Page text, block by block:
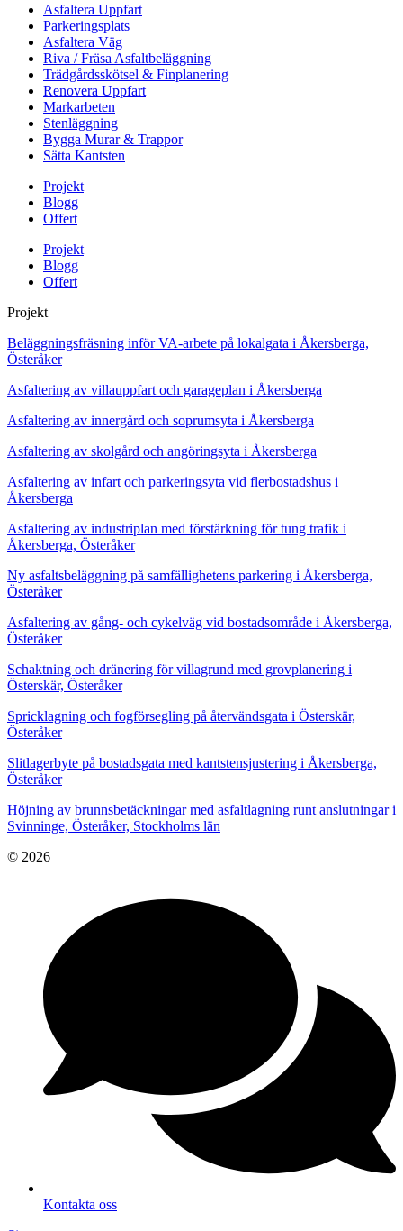
Asfaltera Uppfart
Parkeringsplats
Asfaltera Väg
Riva / Fräsa Asfaltbeläggning
Trädgårdsskötsel & Finplanering
Renovera Uppfart
Markarbeten
Stenläggning
Bygga Murar & Trappor
Sätta Kantsten
Projekt
Blogg
Offert
Projekt
Blogg
Offert
Projekt
Beläggningsfräsning inför VA-arbete på lokalgata i Åkersberga,
Österåker
Asfaltering av villauppfart och garageplan i Åkersberga
Asfaltering av innergård och soprumsyta i Åkersberga
Asfaltering av skolgård och angöringsyta i Åkersberga
Asfaltering av infart och parkeringsyta vid flerbostadshus i
Åkersberga
Asfaltering av industriplan med förstärkning för tung trafik i
Åkersberga, Österåker
Ny asfaltsbeläggning på samfällighetens parkering i Åkersberga,
Österåker
Asfaltering av gång- och cykelväg vid bostadsområde i Åkersberga,
Österåker
Schaktning och dränering för villagrund med grovplanering i
Österskär, Österåker
Spricklagning och fogförsegling på återvändsgata i Österskär,
Österåker
Slitlagerbyte på bostadsgata med kantstensjustering i Åkersberga,
Österåker
Höjning av brunnsbetäckningar med asfaltlagning runt anslutningar i
Svinninge, Österåker, Stockholms län
© 2026
Kontakta oss